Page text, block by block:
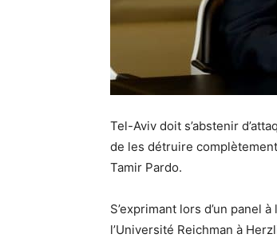
Tel-Aviv doit s’abstenir
de les détruire
Tamir Pardo.
S’exprimant lors d’un panel
l’Université Reichman à